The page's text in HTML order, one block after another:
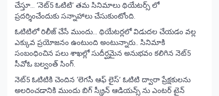
చేస్తూ… ‘నెట్5 ఓటిటి’ తమ సినిమాలు థియేటర్స్ లో
ప్రదర్శించేందుకు సన్నాహాలు చేసుకుంటోంది.
ఓటిటిలో రిలీజ్ చేసే ముందు… థియేటర్లలో విడుదల చేయడం వల్ల
ఎక్కువ ప్రయోజనం ఉంటుంది అంటున్నారు.. సినిమాకి
సంబంధించిన పలు శాఖల్లో సుదీర్ఘమైన అనుభవం కలిగిన నెట్5
సీవోఓ బల్వంత్ సింగ్.
నెట్5 ఓటిటికి చెందిన ‘లెగసీ ఆఫ్ లైస్’ ఓటిటి ద్వారా ప్రేక్షకులను
అలరించడానికి ముందు బిగ్ స్క్రీన్ ఆడియన్స్ ను ఎంటర్ టైన్